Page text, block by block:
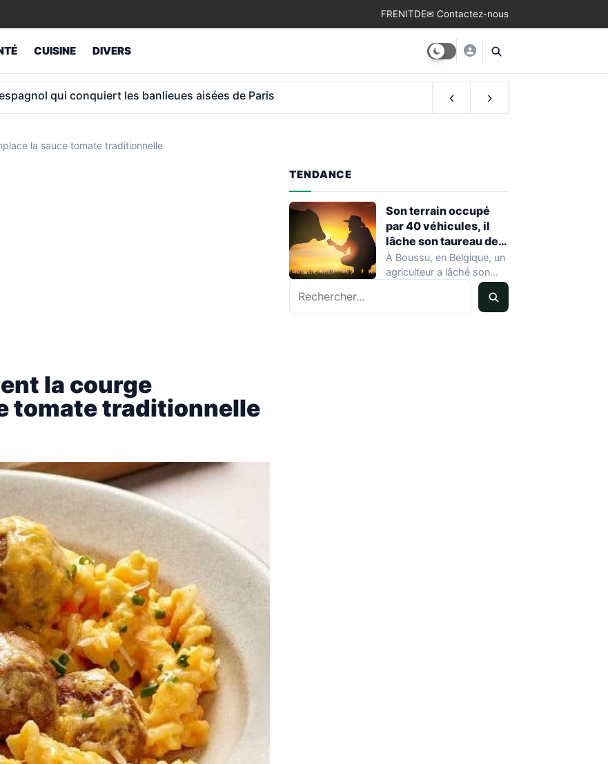
FRENITDE✉ Contactez-nous
CUISINE DIVERS
pension moyenne est de 1 789 € ‹ ›
la sauce tomate traditionnelle
la courge
tomate traditionnelle
TENDANCE
Son terrain occupé
par 40 véhicules, il
lâche son taureau de
800 kg
À Boussu, en Belgique, un
agriculteur a lâché son
taureau de 800 kilos sur…